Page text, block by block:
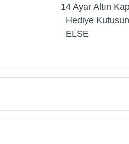
14 Ayar Altın
Hediye
ELSE